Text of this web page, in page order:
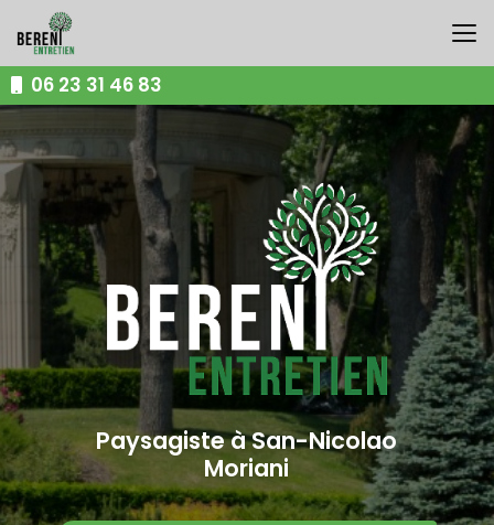
au
contenu
principal06 23 31 46 83
Paysagiste à San-Nicolao
Moriani